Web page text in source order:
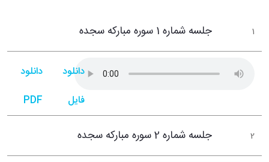
1 جلسه شماره 1 سوره مبارکه سجده
دانلود
فایل
دانلود
PDF
2 جلسه شماره 2 سوره مبارکه سجده